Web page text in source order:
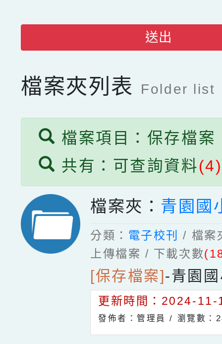
送出
檔案夾列表 Folder list
檔案項目：保存檔案
共有：可查詢資料(4)
檔案夾： 青園國
分類： 電子校刊
/ 檔案
上傳檔案 / 下載次數
[保存檔案]-青園
更新時間：2024-
發佈者：管理員 / 瀏覽數：